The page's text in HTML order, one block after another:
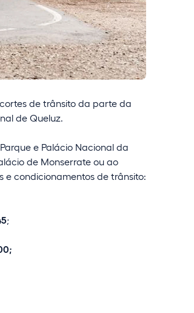
de trânsito da parte da
de Queluz.
e Palácio Nacional da
de Monserrate ou ao
e condicionamentos de trânsito:
;